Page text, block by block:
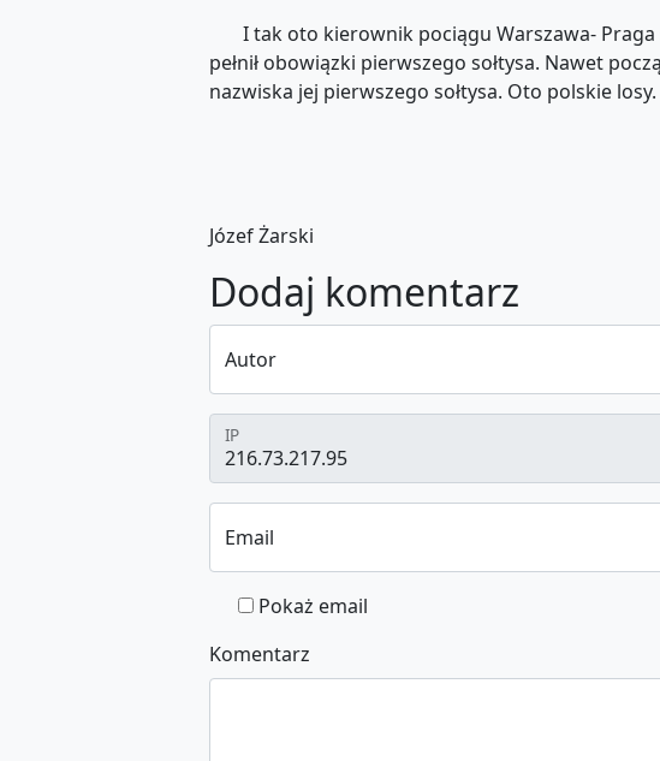
I tak oto kierownik pociągu Warszawa- Praga
pełnił obowiązki pierwszego sołtysa. Nawet
nazwiska jej pierwszego sołtysa. Oto polskie losy.
Józef Żarski
Dodaj komentarz
Autor
IP
Email
Pokaż email
Komentarz